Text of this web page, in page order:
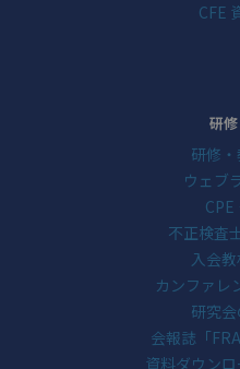
CFE
研
研修
ウェブ
CPE
不正検査
入会
カンファレ
研究
会報誌「
資料ダウン